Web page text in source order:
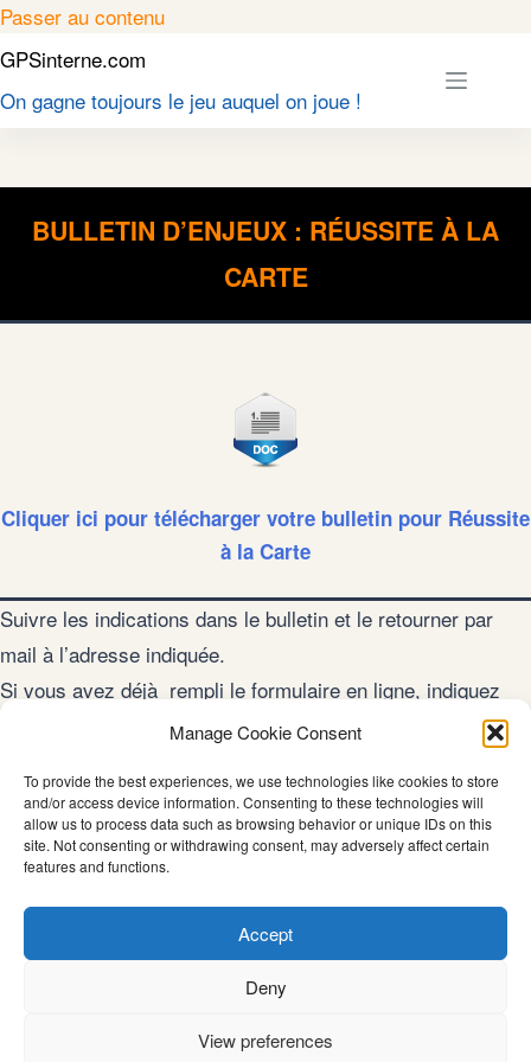
Manage Cookie Consent
To provide the best experiences, we use technologies like cookies to store
and/or access device information. Consenting to these technologies will
allow us to process data such as browsing behavior or unique IDs on this
site. Not consenting or withdrawing consent, may adversely affect certain
features and functions.
Accept
Deny
View preferences
Passer au contenuPasser
GPSinterne.com
On gagne toujours le jeu auquel on joue !
BULLETIN D’ENJEUX : RÉUSSITE À LA
CARTE
Cliquer ici pour télécharger votre bulletin pour Réussite
à la Carte
Suivre les indications dans le bulletin et le retourner par
mail à l’adresse indiquée.
Si vous avez déjà rempli le formulaire en ligne, indiquez
uniquement votre nom, prénom et n° de portable. Sinon,
Une fois que vous aurez répondu aux 3 questions,
retournez votre bulletin par mail à l’adresse indiquée dans
le document, en prenant soin de donner vos créneaux
privilégiés pour le rendez-vous de clarification préparatoire.